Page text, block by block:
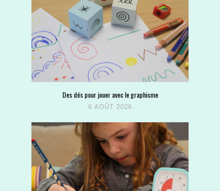
Des dés pour jouer avec le graphisme
6 AOÛT 2026